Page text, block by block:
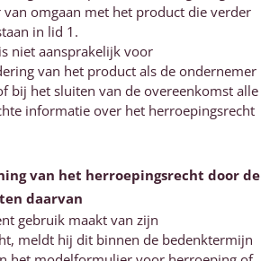
van omgaan met het product die verder
in lid 1.
niet aansprakelijk voor
van het product als de ondernemer
bij het sluiten van de overeenkomst alle
informatie over het herroepingsrecht
van het herroepingsrecht door de
daarvan
gebruik maakt van zijn
meldt hij dit binnen de bedenktermijn